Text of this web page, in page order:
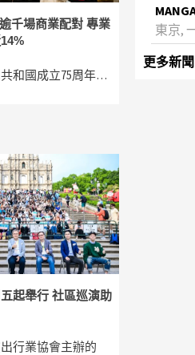
千場商業配對 專業
和國成立75周年…
起舉行 社區巡演助
行業協會主辦的
東京,
更多新聞